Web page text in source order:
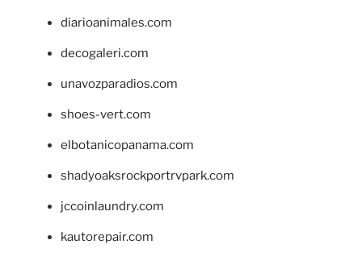
diarioanimales.com
decogaleri.com
unavozparadios.com
shoes-vert.com
elbotanicopanama.com
shadyoaksrockportrvpark.com
jccoinlaundry.com
kautorepair.com